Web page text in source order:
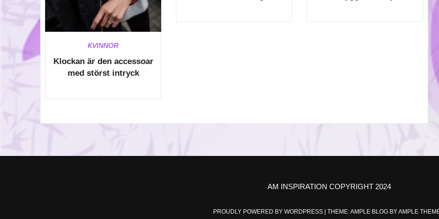
KVINNOR
Klockan är den accessoar
med störst intryck
AM INSPIRATION COPYRIGHT 2024
PROUDLY POWERED BY WORDPRESS THEME: AMPLE BLOG BYAMPLE